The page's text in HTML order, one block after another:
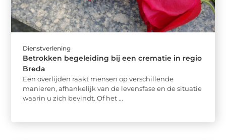
Dienstverlening
Betrokken begeleiding bij een crematie in regio
Breda
Een overlijden raakt mensen op verschillende
manieren, afhankelijk van de levensfase en de situatie
waarin u zich bevindt. Of het ...